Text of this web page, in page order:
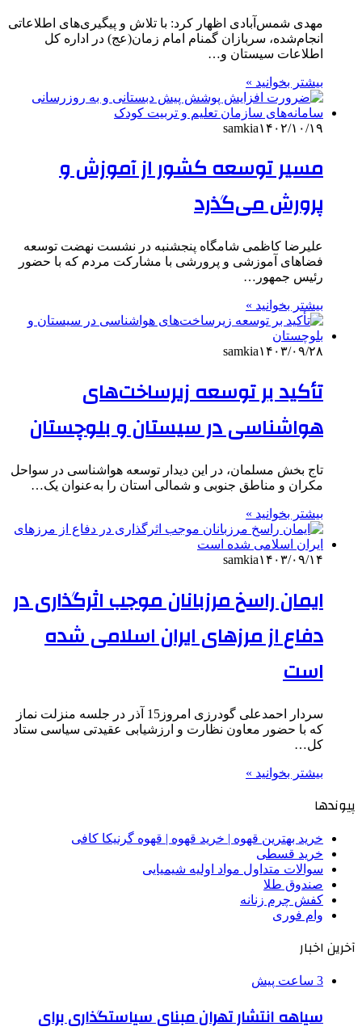
مهدی شمس‌آبادی اظهار کرد: با تلاش و پیگیری‌های اطلاعاتی
انجام‌شده، سربازان گمنام امام زمان(عج) در اداره کل
اطلاعات سیستان و…
بیشتر بخوانید »
samkia۱۴۰۲/۱۰/۱۹
مسیر توسعه کشور از آموزش و
پرورش می‌گذرد
علیرضا کاظمی شامگاه پنجشنبه در نشست نهضت توسعه
فضاهای آموزشی و پرورشی با مشارکت مردم که با حضور
رئیس جمهور…
بیشتر بخوانید »
samkia۱۴۰۳/۰۹/۲۸
تأکید بر توسعه زیرساخت‌های
هواشناسی در سیستان و بلوچستان
تاج بخش مسلمان، در این دیدار توسعه هواشناسی در سواحل
مکران و مناطق جنوبی و شمالی استان را به‌عنوان یک…
بیشتر بخوانید »
samkia۱۴۰۳/۰۹/۱۴
‌ایمان راسخ مرزبانان موجب اثرگذاری در
دفاع از مرزهای ایران اسلامی شده
است
سردار احمدعلی گودرزی امروز15 آذر در جلسه منزلت نماز
که با حضور معاون نظارت و ارزشیابی عقیدتی سیاسی ستاد
کل…
بیشتر بخوانید »
پیوندها
خرید بهترین قهوه | خرید قهوه | قهوه گرنیکا کافی
خرید قسطی
سوالات متداول مواد اولیه شیمیایی
صندوق طلا
کفش چرم زنانه
وام فوری
آخرین اخبار
3 ساعت پیش
سیاهه انتشار تهران مبنای سیاستگذاری برای